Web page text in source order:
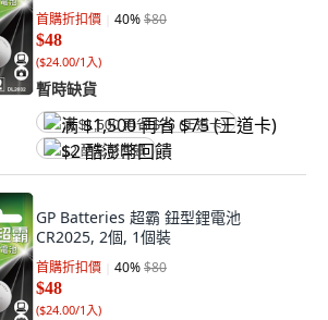
首購折扣價 40%$80
$48
($24.00/1入)
暫時缺貨
满 $1,500 再省 $75 (王道卡)
$2 酷澎幣回饋
GP Batteries 超霸 鈕型鋰電池
CR2025, 2個, 1個裝
首購折扣價 40%$80
$48
($24.00/1入)